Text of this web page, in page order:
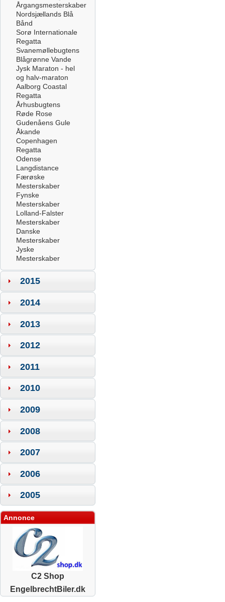
Årgangsmesterskaber
Nordsjællands Blå
Bånd
Sorø Internationale
Regatta
Svanemøllebugtens
Blågrønne Vande
Jysk Maraton - hel
og halv-maraton
Aalborg Coastal
Regatta
Århusbugtens
Røde Rose
Gudenåens Gule
Åkande
Copenhagen
Regatta
Odense
Langdistance
Færøske
Mesterskaber
Fynske
Mesterskaber
Lolland-Falster
Mesterskaber
Danske
Mesterskaber
Jyske
Mesterskaber
2015
2014
2013
2012
2011
2010
2009
2008
2007
2006
2005
Annonce
C2 Shop
EngelbrechtBiler.dk